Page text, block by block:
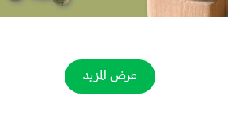
عرض المزيد